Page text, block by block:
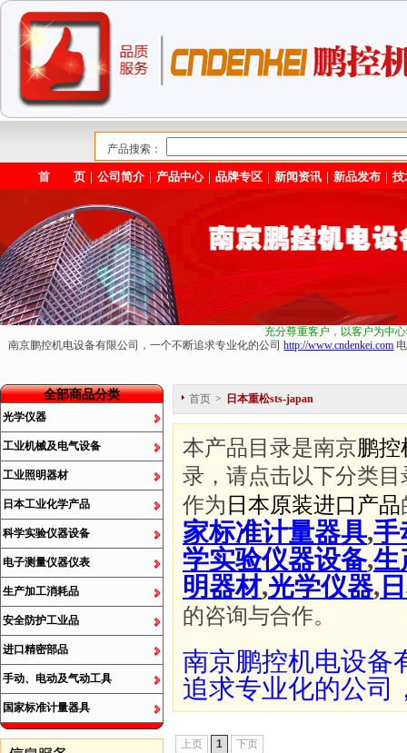
产品搜索：
首 页 ｜公司简介 ｜ 产品中心｜品牌专区 ｜新闻资讯 ｜新品发布 ｜技
充分尊重客户，以客户为中
南京鹏控机电设备有限公司，一个不断追求专业化的公司http://www.cndenkei.com
全部商品分类
光学仪器
工业机械及电气设备
工业照明器材
日本工业化学产品
科学实验仪器设备
电子测量仪器仪表
生产加工消耗品
安全防护工业品
进口精密部品
手动、电动及气动工具
国家标准计量器具
首页 > 日本重松sts-japan
本产品目录是南京鹏
录，请点击以下分类
作为 日本原装进口产品
家标准计量器具,手
学实验仪器设备,生
明器材,光学仪器,
的咨询与合作。
南京鹏控机电设备
追求专业化的公司
上页 1 下页